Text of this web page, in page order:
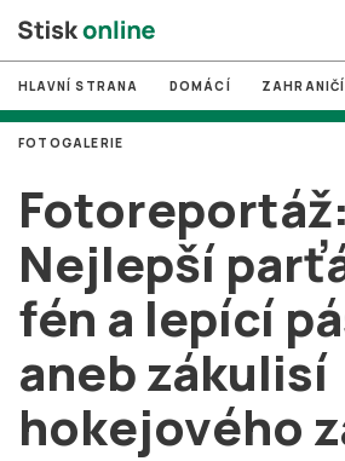
# MUNI
# Brno
# volby
login PŘIHLÁSIT SE
Zapomněli jste heslo?
HLAVNÍ STRANA DOMÁCÍ ZAHRANIČÍ
Fotoreportáž:
Nejlepší
fén a lepící
aneb zákulisí
hokejového
FOTOGALERIE